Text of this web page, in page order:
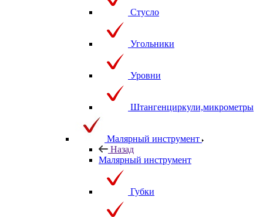
Стусло
Угольники
Уровни
Штангенциркули,микрометры
Малярный инструмент
Назад
Малярный инструмент
Губки